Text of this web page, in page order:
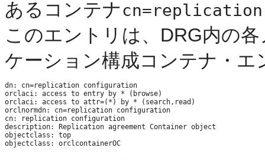
あるコンテナ
このエントリは、DRG内の
ケーション構成コンテナ・
dn: cn=replication configuration
orclaci: access to entry by * (browse)
orclaci: access to attr=(*) by * (search,read)
orclnormdn: cn=replication configuration
cn: replication configuration
description: Replication agreement Container object
objectclass: top